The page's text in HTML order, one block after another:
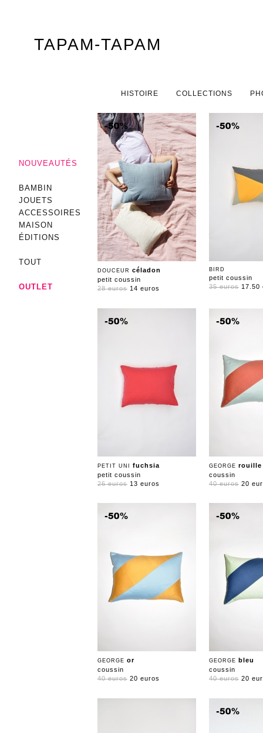
TAPAM-TAPAM
ALLER AU CONTENU PRINCIPAL
ALLER AU CONTENU SECONDAIRE
HISTOIRE COLLECTIONS
DOUCEUR céladon
petit coussin
28 euros 14 euros
BIRD
petit coussin
35 euros 17.50
PETIT UNI fuchsia
petit coussin
26 euros 13 euros
GEORGE rouille
coussin
40 euros 20
GEORGE or
coussin
40 euros 20 euros
GEORGE bleu
coussin
40 euros 20
NOUVEAUTÉS
BAMBIN
JOUETS
ACCESSOIRES
MAISON
ÉDITIONS
TOUT
OUTLET